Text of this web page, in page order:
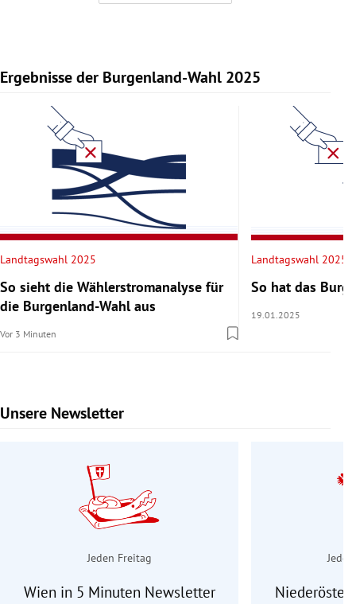
Ergebnisse der Burgenland-Wahl 2025
Slide 1 von 11
Landtagswahl 2025
So sieht die Wählerstromanalyse für
die Burgenland-Wahl aus
Vor 3 Minuten
Landtagswahl 2025
So hat das
19.01.2025
Unsere Newsletter
Slide 1 von 9
Jeden Freitag
Wien in 5 Minuten Newsletter